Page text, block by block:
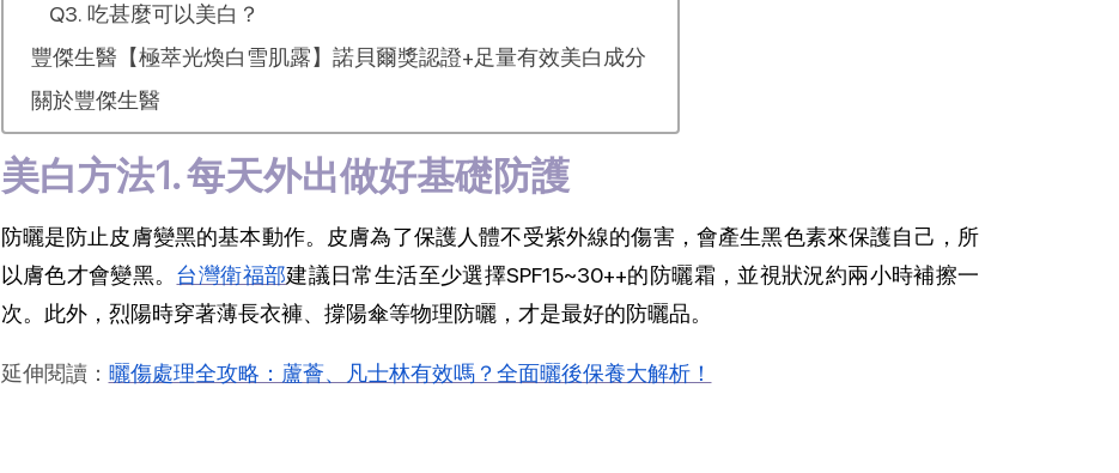
Q3. 吃甚麼可以美白？
豐傑生醫【極萃光煥白雪肌露】諾貝爾獎認證+足量有效美白成分
關於豐傑生醫
美白方法1. 每天外出做好基礎防護
防曬是防止皮膚變黑的基本動作。皮膚為了保護人體不受紫外線的傷害，會產生黑色素來保護自己，所
以膚色才會變黑。 台灣衛福部建議日常生活至少選擇SPF15~30++的防曬霜，並視狀況約兩小時補擦一
次。此外，烈陽時穿著薄長衣褲、撐陽傘等物理防曬，才是最好的防曬品。
延伸閱讀： 曬傷處理全攻略：蘆薈、凡士林有效嗎？全面曬後保養大解析！